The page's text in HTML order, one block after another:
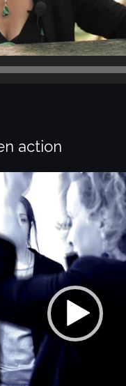
action